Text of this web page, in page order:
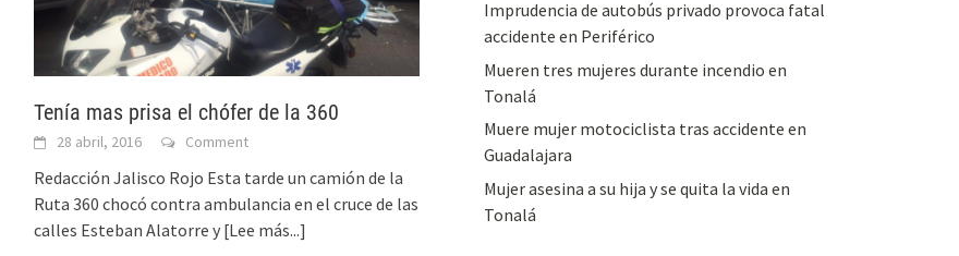
Tenía mas prisa el chófer de la 360
28 abril, 2016 Comment
Redacción Jalisco Rojo Esta tarde un camión de la
Ruta 360 chocó contra ambulancia en el cruce de las
calles Esteban Alatorre y [Lee más...]
Imprudencia de autobús privado provoca fatal
accidente en Periférico
Mueren tres mujeres durante incendio en
Tonalá
Muere mujer motociclista tras accidente en
Guadalajara
Mujer asesina a su hija y se quita la vida en
Tonalá